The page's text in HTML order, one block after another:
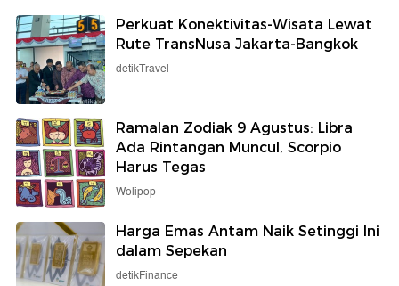
Perkuat Konektivitas-Wisata Lewat
Rute TransNusa Jakarta-Bangkok
detikTravel
Ramalan Zodiak 9 Agustus: Libra
Ada Rintangan Muncul, Scorpio
Harus Tegas
Wolipop
Harga Emas Antam Naik Setinggi Ini
dalam Sepekan
detikFinance